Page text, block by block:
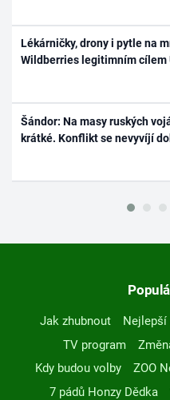
Lékárničky, drony i pytle na
Wildberries legitimním cílem
Šándor: Na masy ruských
krátké. Konflikt se nevyvíjí
Jak zhubnout Nejlepší
TV program
Kdy budou volby
ZOO
7 pádů Honzy Dědka